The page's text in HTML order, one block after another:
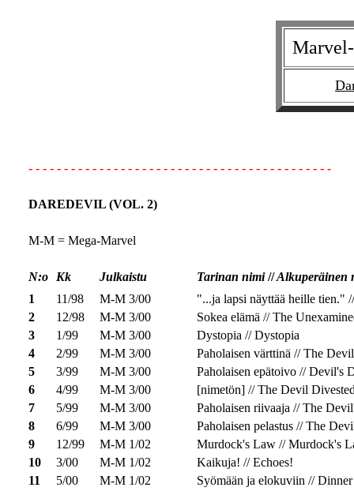
- - - - - - - - - - - - - - - - - - - - - - - - - - - - - - - - - - - - - - - - - - -
DAREDEVIL (VOL. 2)
M-M = Mega-Marvel
N:o Kk Julkaistu Tarinan nimi//Alkuperäinen
1
11/98 M-M 3/00
"...ja lapsi näyttää heille tien."
2
12/98 M-M 3/00
Sokea elämä // The
3
1/99 M-M 3/00
Dystopia // Dystopia
4
2/99 M-M 3/00
Paholaisen värttinä // The
5
3/99 M-M 3/00
Paholaisen epätoivo // Devil's
6
4/99 M-M 3/00
[nimetön] // The Devil
7
5/99 M-M 3/00
Paholaisen riivaaja // The
8
6/99 M-M 3/00
Paholaisen pelastus // The
9
12/99 M-M 1/02
Murdock's Law // Murdock's
10
3/00 M-M 1/02
Kaikuja! // Echoes!
11
5/00 M-M 1/02
Syömään ja elokuviin //